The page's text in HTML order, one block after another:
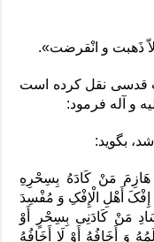
ذَهبت و انْقرضت».
قدسی نقل کرده است
و آله فرمود:
بگوید:
مَنْ کَادَهُ بِسِحْرِهِ
إِفْکَ أَهْلِ الْإِفْکِ وَ مُفْسِدَ
مَنْ کَادَنِی بِسِحْرٍ أَوْ
وَ أَخَافُهُ أَوْ لَا أَخَافُهُ